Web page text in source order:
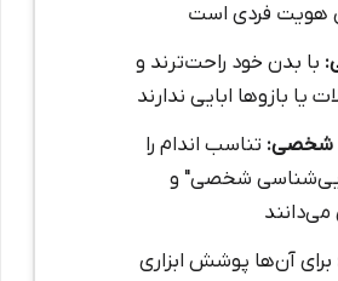
هویت فردی است
با بدن خود راحت‌ترند و
یا بازوها ابایی ندارند
شخصی: تناسب اندام را
شخصی" و
برای آن‌ها پوشش ابزاری